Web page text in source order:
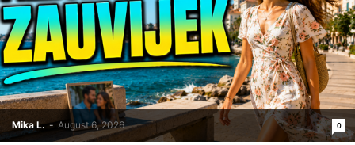
Mika L. - August 6, 2026 0